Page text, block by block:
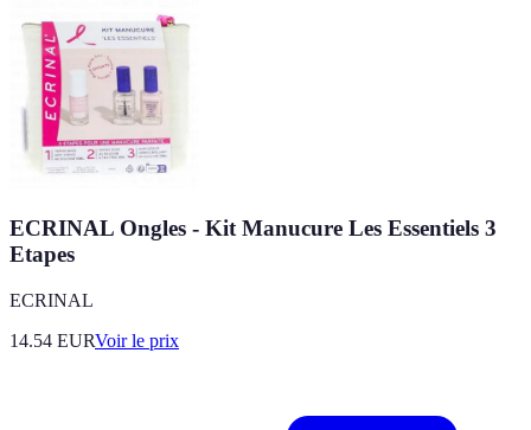
ECRINAL Ongles - Kit Manucure Les Essentiels 3
Etapes
ECRINAL
14.54 EURVoir le prix